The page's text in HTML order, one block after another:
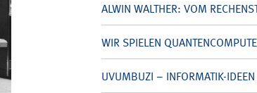
ALWIN WALTHER: VOM
WIR SPIELEN
UVUMBUZI – INFORMATIK-